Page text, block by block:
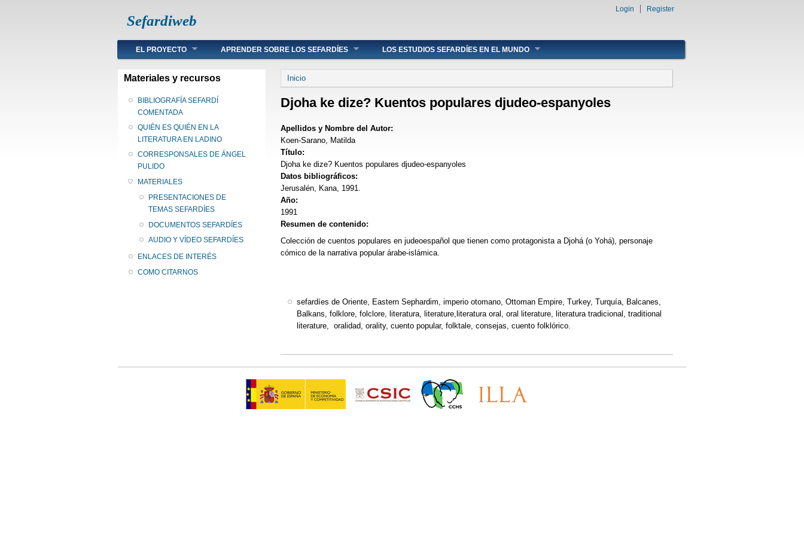
Sefardiweb
Login Register
Main menu
EL PROYECTO APRENDER SOBRE LOS SEFARDÍES LOS ESTUDIOS SEFARDÍES EN EL MUNDO
Materiales y recursos
BIBLIOGRAFÍA SEFARDÍ
COMENTADA
QUIÉN ES QUIÉN EN LA
LITERATURA EN LADINO
CORRESPONSALES DE ÁNGEL
PULIDO
MATERIALES
PRESENTACIONES DE
TEMAS SEFARDÍES
DOCUMENTOS SEFARDÍES
AUDIO Y VÍDEO SEFARDÍES
ENLACES DE INTERÉS
COMO CITARNOS
Se encuentra usted aquí
Inicio
Djoha ke dize? Kuentos populares djudeo-espanyoles
Apellidos y Nombre del Autor:
Koen-Sarano, Matilda
Título:
Djoha ke dize? Kuentos populares djudeo-espanyoles
Datos bibliográficos:
Jerusalén, Kana, 1991.
Año:
1991
Resumen de contenido:
Colección de cuentos populares en judeoespañol que tienen como protagonista a Djohá (o Yohá), personaje
cómico de la narrativa popular árabe-islámica.
sefardíes de Oriente, Eastern Sephardim, imperio otomano, Ottoman Empire, Turkey, Turquía, Balcanes,
Balkans, folklore, folclore, literatura, literature,literatura oral, oral literature, literatura tradicional, traditional
literature, oralidad, orality, cuento popular, folktale, consejas, cuento folklórico.